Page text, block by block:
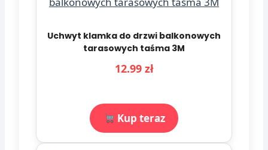
Uchwyt klamka do drzwi balkonowych
tarasowych taśma 3M
12.99 zł
Kup teraz